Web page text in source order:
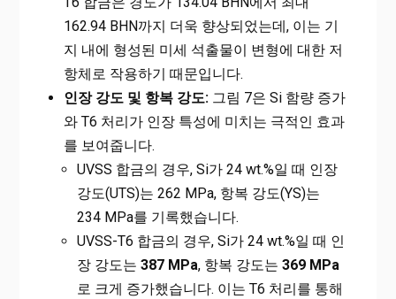
162.94 BHN까지 더욱 향상되었는데, 이는 기
지 내에 형성된 미세 석출물이 변형에 대한 저
항체로 작용하기 때문입니다.
인장 강도 및 항복 강도:그림 7은 Si 함량 증가
와 T6 처리가 인장 특성에 미치는 극적인 효과
를 보여줍니다.
UVSS 합금의 경우, Si가 24 wt.%일 때 인장
강도(UTS)는 262 MPa, 항복 강도(YS)는
234 MPa를 기록했습니다.
UVSS-T6 합금의 경우, Si가 24 wt.%일 때 인
장 강도는 387 MPa, 항복 강도는 369 MPa
로 크게 증가했습니다. 이는 T6 처리를 통해